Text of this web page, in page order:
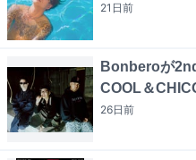
21日前
Bonberoが
COOL＆
26日前